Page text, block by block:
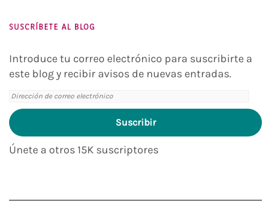
SUSCRÍBETE AL BLOG
Introduce tu correo electrónico para suscribirte a
este blog y recibir avisos de nuevas entradas.
Dirección
de
correo
electrónico
Suscribir
Únete a otros 15K suscriptores